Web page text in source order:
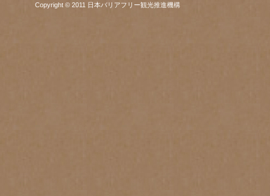
Copyright © 2011 日本バリアフリー観光推進機構